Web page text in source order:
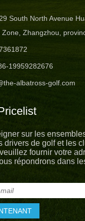
South North Avenue
Zone, Zhangzhou,
19959282676
albatross-golf.com
sur les
drivers de golf et les
fournir votre
répondrons dans